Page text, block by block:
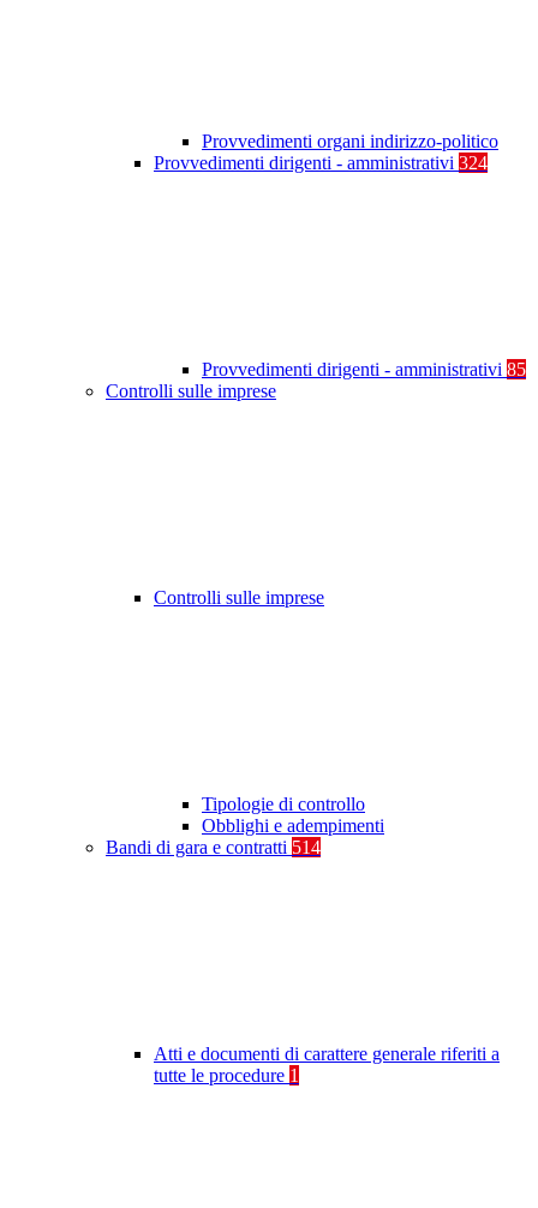
Provvedimenti organi indirizzo-politico
Provvedimenti dirigenti - amministrativi 324
Provvedimenti dirigenti - amministrativi 85
Controlli sulle imprese
Controlli sulle imprese
Tipologie di controllo
Obblighi e adempimenti
Bandi di gara e contratti 514
Atti e documenti di carattere generale riferiti a
tutte le procedure 1